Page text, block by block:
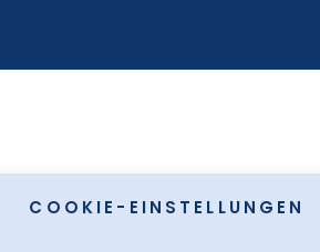
COOKIE-EINSTELLUNGEN